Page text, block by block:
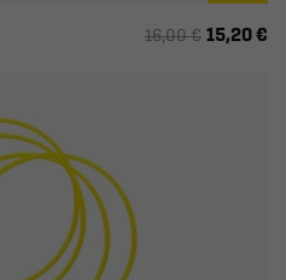
16,00 € 15,20 €